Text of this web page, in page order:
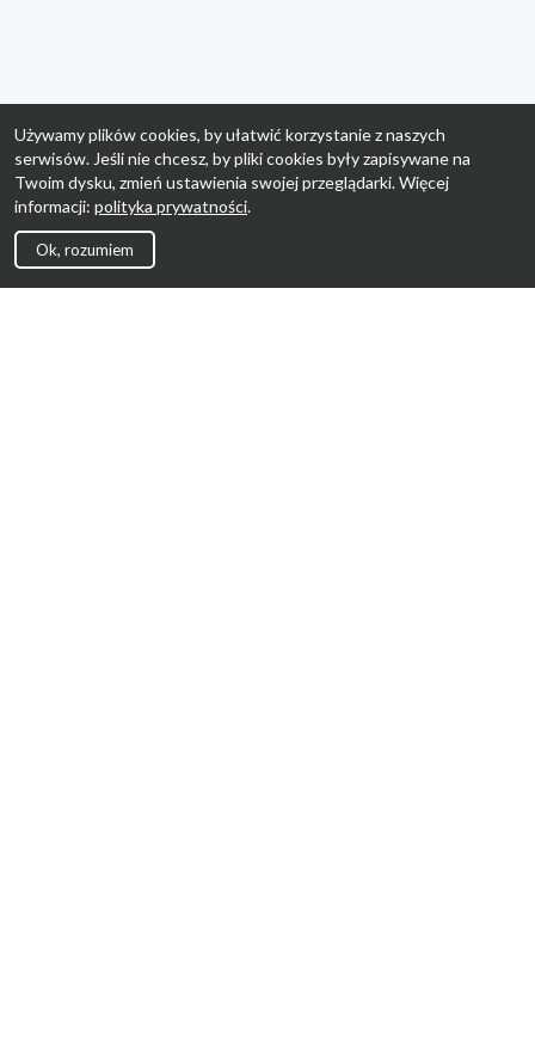
Używamy plików cookies, by ułatwić korzystanie z naszych
serwisów. Jeśli nie chcesz, by pliki cookies były zapisywane na
Twoim dysku, zmień ustawienia swojej przeglądarki. Więcej
informacji: polityka prywatności.
Ok, rozumiem